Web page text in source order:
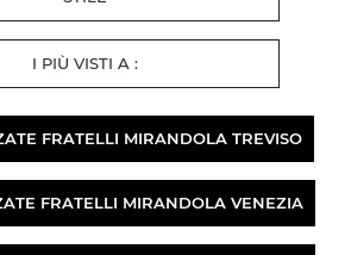
I PIÙ VISTI A :
FRATELLI MIRANDOLA TREVISO
FRATELLI MIRANDOLA VENEZIA